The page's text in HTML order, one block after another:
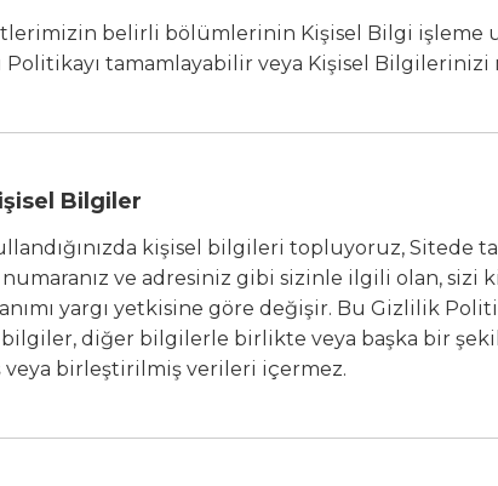
belirli bölümlerinin Kişisel Bilgi işleme
tamamlayabilir veya Kişisel Bilgilerinizi
Bilgiler
kişisel bilgileri topluyoruz, Sitede
ve adresiniz gibi sizinle ilgili olan,
yargı yetkisine göre değişir. Bu Gizlilik
diğer bilgilerle birlikte veya başka bir
birleştirilmiş verileri içermez.